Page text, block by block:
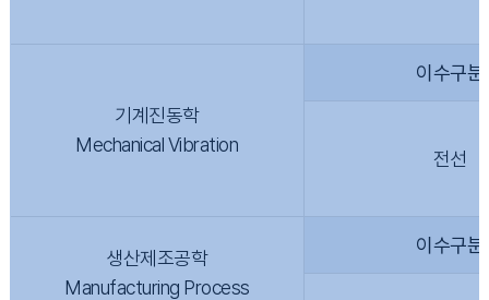
기계진동학
Mechanical Vibration
이수구분
전선
생산제조공학
Manufacturing Process
이수구분